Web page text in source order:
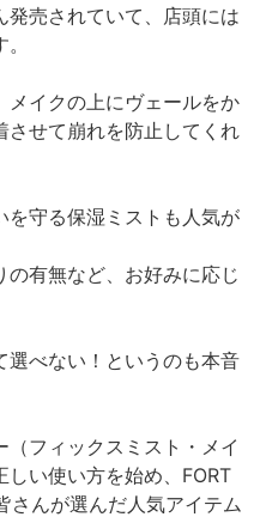
売されていて、店頭には
メイクの上にヴェールをか
させて崩れを防止してくれ
を守る保湿ミストも人気が
の有無など、お好みに応じ
選べない！というのも本音
フィックスミスト・メイ
い使い方を始め、FORT
さんが選んだ人気アイテム